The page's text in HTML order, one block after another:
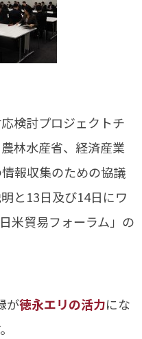
検討プロジェクトチ
林水産省、経済産業
報収集のための協議
と13日及び14日にワ
米貿易フォーラム」の
が徳永エリの活力にな